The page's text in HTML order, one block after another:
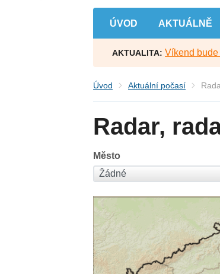
ÚVOD AKTUÁLNĚ
AKTUALITA: Víkend
Úvod Aktuální počasí
Radar,
Město